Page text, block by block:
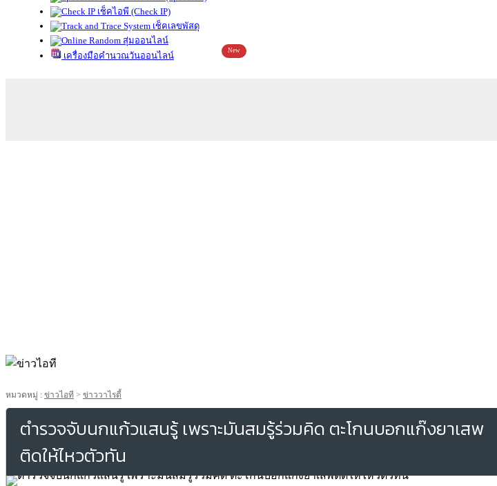
เช็คไอพี (Check IP)
เช็คเลขพัสดุ
สุ่มออนไลน์
เครื่องมือคำนวณวันออนไลน์
New
หมวดหมู่ : ข่าวไอที > ข่าววาไรตี้
ตำรวจจับนกแก้วแสนรู้ เพราะมันสมรู้ร่วมคิด ตะโกนบอกแก๊งยาเสพ
ติดให้ไหวตัวทัน